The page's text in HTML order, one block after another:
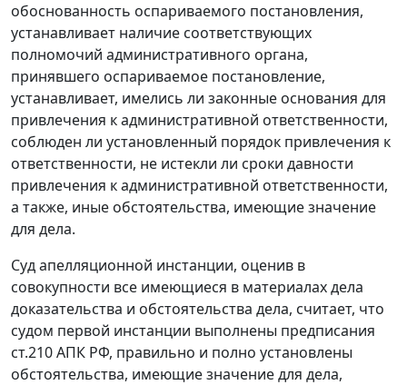
обоснованность оспариваемого постановления,
устанавливает наличие соответствующих
полномочий административного органа,
принявшего оспариваемое постановление,
устанавливает, имелись ли законные основания для
привлечения к административной ответственности,
соблюден ли установленный порядок привлечения к
ответственности, не истекли ли сроки давности
привлечения к административной ответственности,
а также, иные обстоятельства, имеющие значение
для дела.
Суд апелляционной инстанции, оценив в
совокупности все имеющиеся в материалах дела
доказательства и обстоятельства дела, считает, что
судом первой инстанции выполнены предписания
ст.210АПК РФ, правильно и полно установлены
обстоятельства, имеющие значение для дела,